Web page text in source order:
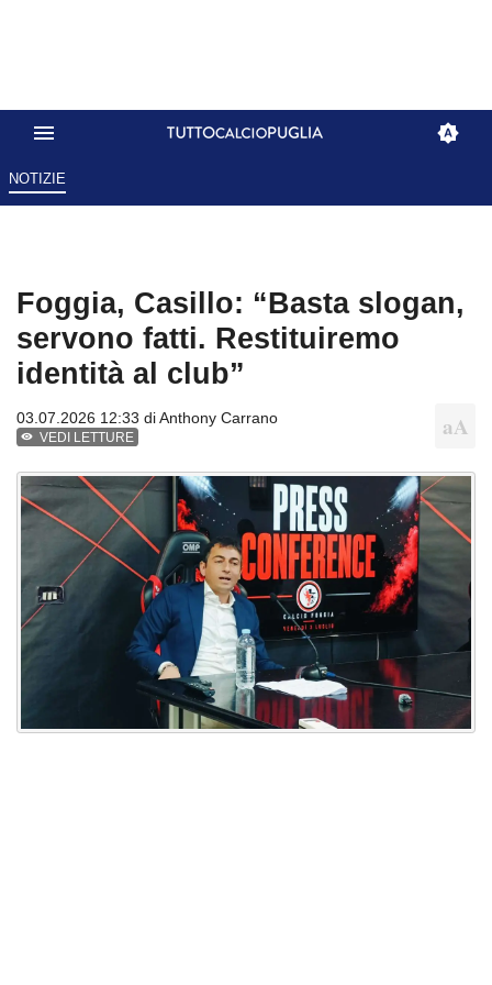
NOTIZIE
Foggia, Casillo: “Basta slogan,
servono fatti. Restituiremo
identità al club”
03.07.2026 12:33 diAnthony Carrano
VEDI LETTURE